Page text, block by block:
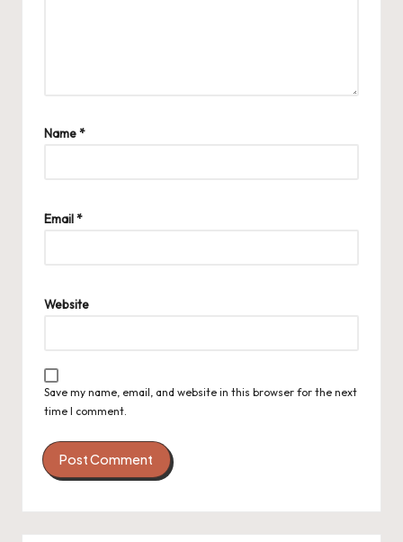
Name*
Email*
Website
Save my name, email, and website in this browser for the next
time I comment.